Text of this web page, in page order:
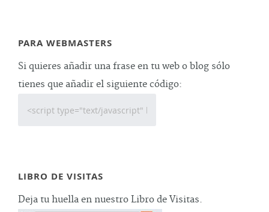
PARA WEBMASTERS
Si quieres añadir una frase en tu web o blog sólo
tienes que añadir el siguiente código:
LIBRO DE VISITAS
Deja tu huella en nuestro Libro de Visitas.